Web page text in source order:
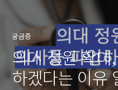
궁금증
의대 정원 확
하겠다는 이유